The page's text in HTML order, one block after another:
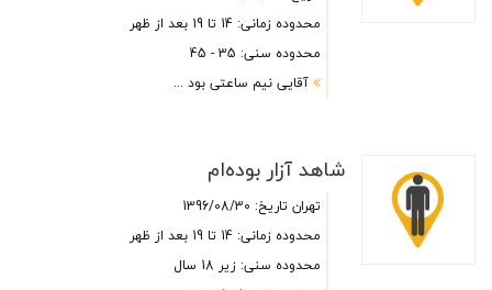
محدوده زمانی: 14 تا 19 بعد از ظهر
محدوده سنی: 35 - 45
آقایی نیم ساعتی بود ...
شاهد آزار بوده‌ام
تهران تاریخ: 1396/08/30
محدوده زمانی: 14 تا 19 بعد از ظهر
محدوده سنی: زیر 18 سال